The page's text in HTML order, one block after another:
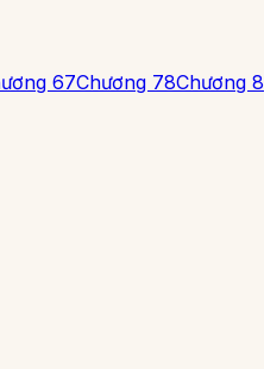
67Chương 78Chương 8